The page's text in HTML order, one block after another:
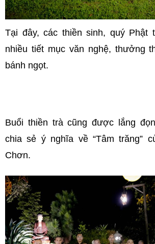
Tại đây, các thiền sinh, quý Phật
nhiều tiết mục văn nghệ, thưởng
bánh ngọt.
Buổi thiền trà cũng được lắng
chia sẻ ý nghĩa về “Tâm trăng”
Chơn.